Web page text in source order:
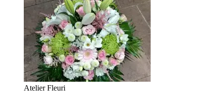
Atelier Fleuri